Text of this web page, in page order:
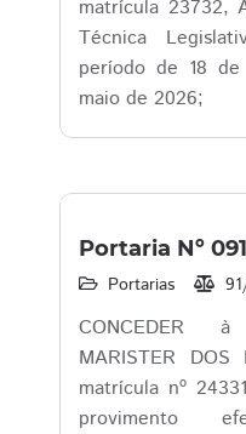
matrícula 23732,
Técnica
período de 18
maio de 2026;
Portaria Nº
Portarias
CONCEDER
MARISTER DOS
matrícula nº
provimento